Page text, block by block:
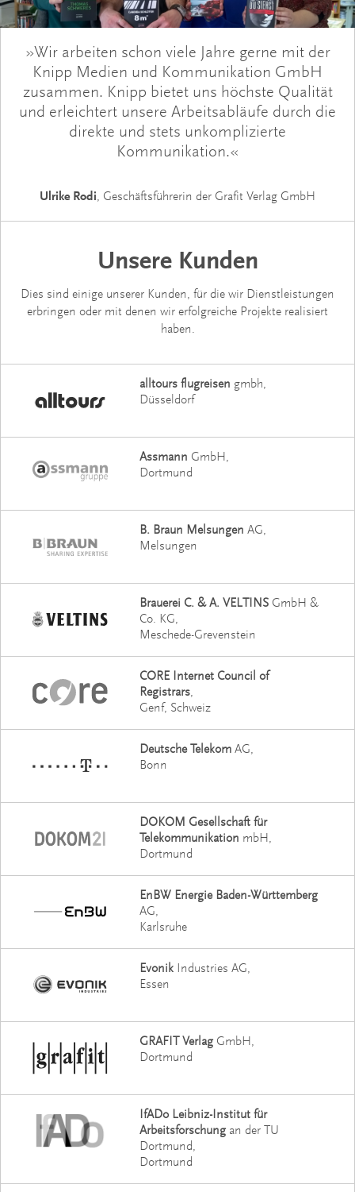
»Wir arbeiten schon viele Jahre gerne mit der
Knipp Medien und Kommunikation GmbH
zusammen. Knipp bietet uns höchste Qualität
und erleichtert unsere Arbeitsabläufe durch die
direkte und stets unkomplizierte
Kommunikation.«
Ulrike Rodi, Geschäftsführerin der Grafit Verlag GmbH
Unsere Kunden
Dies sind einige unserer Kunden, für die wir Dienstleistungen
erbringen oder mit denen wir erfolgreiche Projekte realisiert
haben.
alltours flugreisen gmbh
Düsseldorf
Assmann GmbH
Dortmund
B. Braun Melsungen AG
Melsungen
Brauerei C. & A. VELTINS GmbH &
Co. KG
Meschede-Grevenstein
CORE Internet Council of
Registrars
Genf, Schweiz
Deutsche Telekom AG
Bonn
DOKOM Gesellschaft für
Telekommunikation mbH
Dortmund
EnBW Energie Baden-Württemberg
AG
Karlsruhe
Evonik Industries AG
Essen
GRAFIT Verlag GmbH
Dortmund
IfADo Leibniz-Institut für
Arbeitsforschung an der TU
Dortmund
Dortmund